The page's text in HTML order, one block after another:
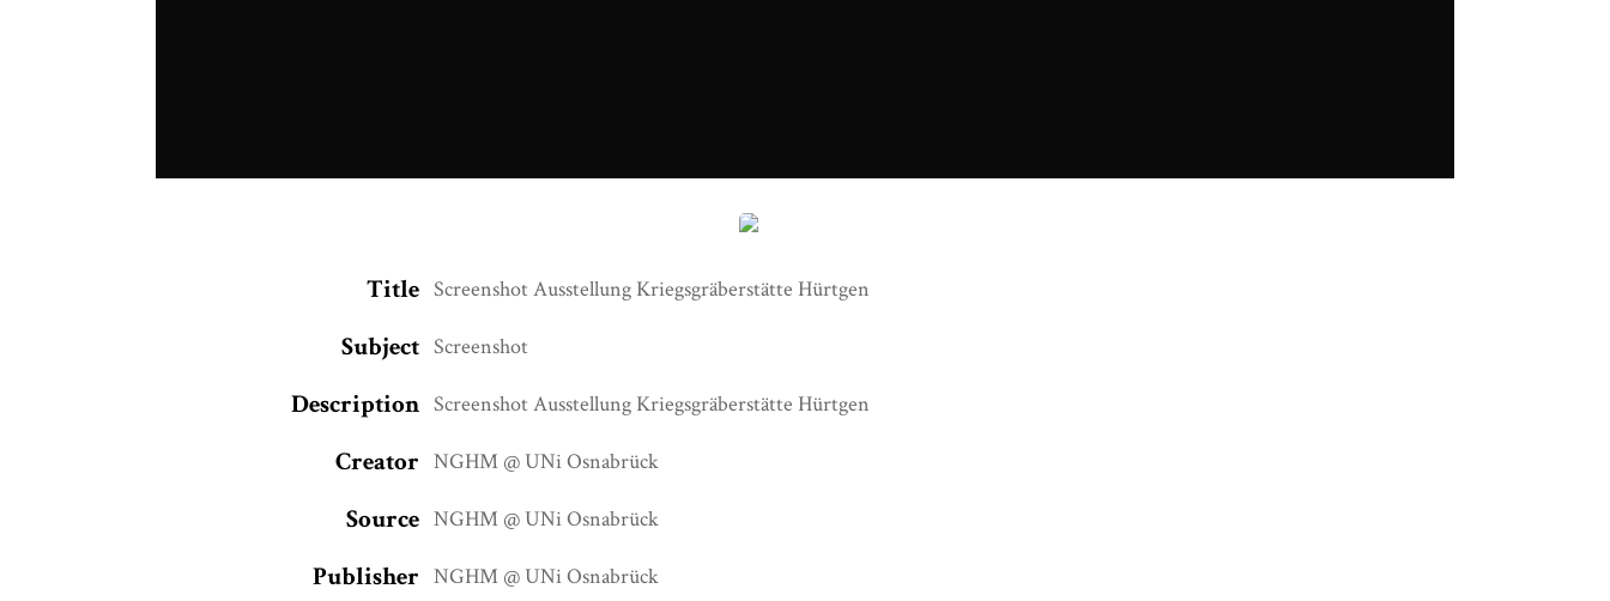
Title Screenshot Ausstellung Kriegsgräberstätte Hürtgen
Subject Screenshot
Description Screenshot Ausstellung Kriegsgräberstätte Hürtgen
Creator NGHM @ UNi Osnabrück
Source NGHM @ UNi Osnabrück
Publisher NGHM @ UNi Osnabrück